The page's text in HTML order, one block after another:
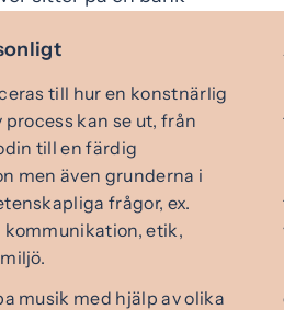
till hur en konstnärlig
kan se ut, från
till en färdig
men även grunderna i
frågor, ex.
etik,
musik med hjälp av olika